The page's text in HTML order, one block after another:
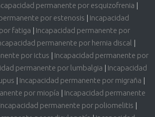
permanente por esquizofrenia |
por estenosis | Incapacidad
fatiga | Incapacidad permanente por
permanente por hernia discal |
por ictus | Incapacidad permanente por
permanente por lumbalgia | Incapacidad
| Incapacidad permanente por migraña |
por miopía | Incapacidad permanente
Incapacidad permanente por poliomelitis |